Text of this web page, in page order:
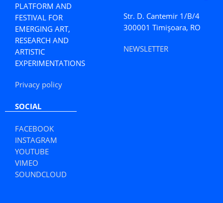
PLATFORM AND
FESTIVAL FOR
EMERGING ART,
RESEARCH AND
ARTISTIC
EXPERIMENTATIONS
Privacy policy
Str. D. Cantemir 1/B/4
300001 Timișoara, RO
NEWSLETTER
SOCIAL
FACEBOOK
INSTAGRAM
YOUTUBE
VIMEO
SOUNDCLOUD